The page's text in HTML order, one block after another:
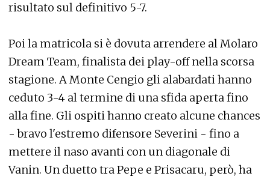
risultato sul definitivo 5-7.
Poi la matricola si è dovuta arrendere al Molaro
Dream Team, finalista dei play-off nella scorsa
stagione. A Monte Cengio gli alabardati hanno
ceduto 3-4 al termine di una sfida aperta fino
alla fine. Gli ospiti hanno creato alcune chances
- bravo l'estremo difensore Severini - fino a
mettere il naso avanti con un diagonale di
Vanin. Un duetto tra Pepe e Prisacaru, però, ha